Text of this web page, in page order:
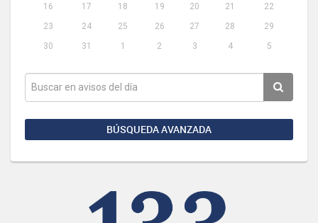
16
17 18 19 20 21
22
23
24 25 26 27 28
29
30
31 1 2 3 4 5
BÚSQUEDA AVANZADA